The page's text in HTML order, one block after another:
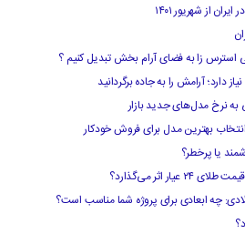
از شهریور ۱۴۰۱
استرس زا به فضای آرام بخش تبدیل کنیم ؟
دارد؛ آرامش را به جاده برگردانید
نرخ مدل‌های جدید بازار
بهترین مدل برای فروش خودکار
یا پرخطر؟
اثر می‌گذارد؟
چه ابعادی برای پروژه شما مناسب است؟